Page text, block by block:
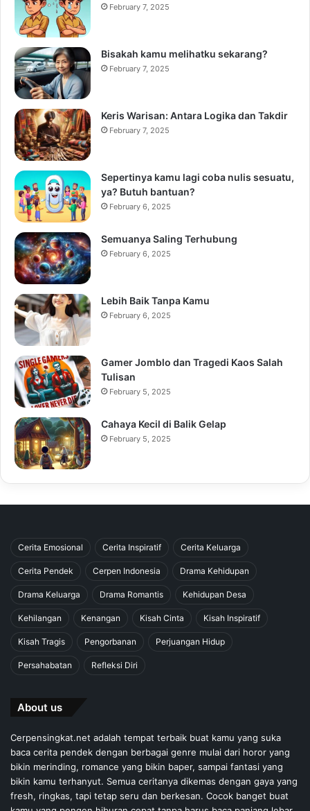
February 7, 2025
Bisakah kamu melihatku sekarang?
February 7, 2025
Keris Warisan: Antara Logika dan Takdir
February 7, 2025
Sepertinya kamu lagi coba nulis sesuatu,
ya? Butuh bantuan?
February 6, 2025
Semuanya Saling Terhubung
February 6, 2025
Lebih Baik Tanpa Kamu
February 6, 2025
Gamer Jomblo dan Tragedi Kaos Salah
Tulisan
February 5, 2025
Cahaya Kecil di Balik Gelap
February 5, 2025
Cerita Emosional Cerita Inspiratif Cerita Keluarga
Cerita Pendek Cerpen Indonesia Drama Kehidupan
Drama Keluarga Drama Romantis Kehidupan Desa
Kehilangan Kenangan Kisah Cinta Kisah Inspiratif
Kisah Tragis Pengorbanan Perjuangan Hidup
Persahabatan Refleksi Diri
About us
Cerpensingkat.net adalah tempat terbaik buat kamu yang suka
baca cerita pendek dengan berbagai genre mulai dari horor yang
bikin merinding, romance yang bikin baper, sampai fantasi yang
bikin kamu terhanyut. Semua ceritanya dikemas dengan gaya yang
fresh, ringkas, tapi tetap seru dan berkesan. Cocok banget buat